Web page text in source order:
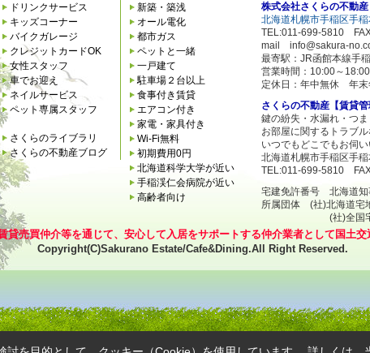
ドリンクサービス
キッズコーナー
バイクガレージ
クレジットカードOK
女性スタッフ
車でお迎え
ネイルサービス
ペット専属スタッフ
さくらのライブラリ
さくらの不動産ブログ
新築・築浅
オール電化
都市ガス
ペットと一緒
一戸建て
駐車場２台以上
食事付き賃貸
エアコン付き
家電・家具付き
Wi-Fi無料
初期費用0円
北海道科学大学が近い
手稲渓仁会病院が近い
高齢者向け
株式会社さくらの不動産
北海道札幌市手稲区手
TEL:011-699-5810
mail info@sakura-
最寄駅：JR函館本線
営業時間：10:00～
定休日：年中無休 年末
さくらの不動産【賃貸管
鍵の紛失・水漏れ・つ
お部屋に関するトラブ
いつでもどこでもお伺い
北海道札幌市手稲区手
TEL:011-699-5810
宅建免許番号 北海道知
所属団体 (社)北海道宅
(社)全国宅地建
貸売買仲介等を通じて、安心して入居をサポートする仲介業者として国土
Copyright(C)Sakurano Estate/Cafe&Dining.All Right Reserved.